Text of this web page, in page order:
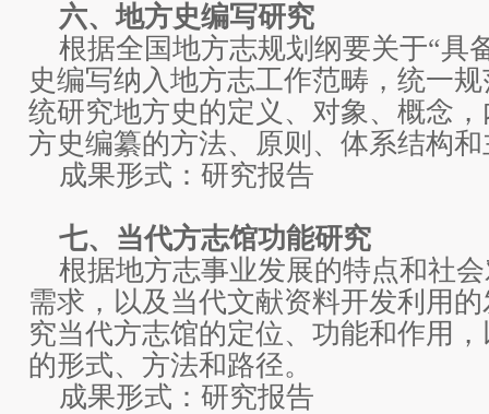
六、地方史编写研究
根据全国地方志规划纲要关于“具
史编写纳入地方志工作范畴，统一
统研究地方史的定义、对象、概念
方史编纂的方法、原则、体系结构
成果形式：研究报告
七、当代方志馆功能研究
根据地方志事业发展的特点和社
需求，以及当代文献资料开发利用
究当代方志馆的定位、功能和作用
的形式、方法和路径。
成果形式：研究报告